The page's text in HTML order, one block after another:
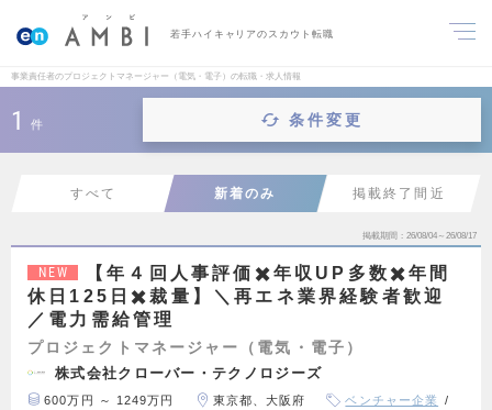
若手ハイキャリアのスカウト転職
事業責任者のプロジェクトマネージャー（電気・電子）の転職・求人情報
1 件 条件変更
すべて 新着のみ 掲載終了間近
掲載期間 26/08/04～26/08/17
NEW
【年４回人事評価✖️年収UP多数✖️年間
休日125日✖️裁量】＼再エネ業界経験者歓迎
／電力需給管理
プロジェクトマネージャー（電気・電子）
株式会社クローバー・テクノロジーズ
600万円 ～ 1249万円 東京都、大阪府
ベンチャー企業